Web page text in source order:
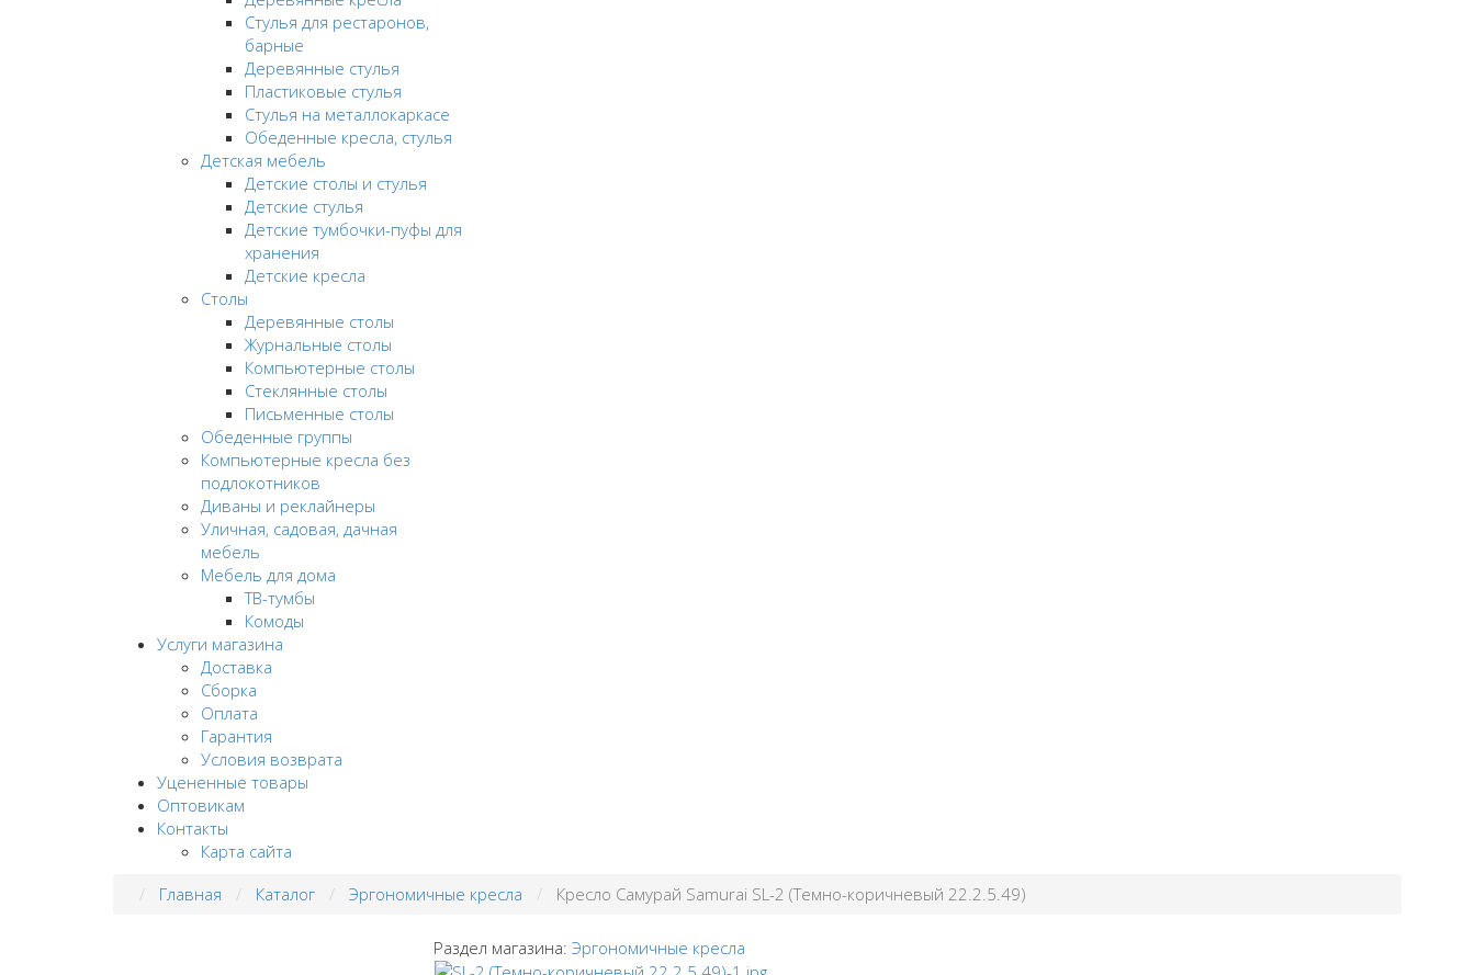
Стулья для рестаронов,
барные
Деревянные стулья
Пластиковые стулья
Стулья на металлокаркасе
Обеденные кресла, стулья
Детская мебель
Детские столы и стулья
Детские стулья
Детские тумбочки-пуфы для
хранения
Детские кресла
Столы
Деревянные столы
Журнальные столы
Компьютерные столы
Стеклянные столы
Письменные столы
Обеденные группы
Компьютерные кресла без
подлокотников
Диваны и реклайнеры
Уличная, садовая, дачная
мебель
Мебель для дома
ТВ-тумбы
Комоды
Услуги магазина
Доставка
Сборка
Оплата
Гарантия
Условия возврата
Уцененные товары
Оптовикам
Контакты
Карта сайта
Главная
Каталог Эргономичные кресла Кресло Самурай Samurai SL-2 (Темно-коричневый 22.2.5.49)
Раздел магазина:Эргономичные кресла